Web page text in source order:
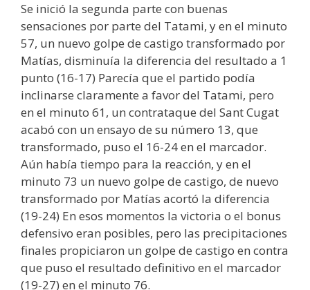
Se inició la segunda parte con buenas
sensaciones por parte del Tatami, y en el minuto
57, un nuevo golpe de castigo transformado por
Matías, disminuía la diferencia del resultado a 1
punto (16-17) Parecía que el partido podía
inclinarse claramente a favor del Tatami, pero
en el minuto 61, un contrataque del Sant Cugat
acabó con un ensayo de su número 13, que
transformado, puso el 16-24 en el marcador.
Aún había tiempo para la reacción, y en el
minuto 73 un nuevo golpe de castigo, de nuevo
transformado por Matías acortó la diferencia
(19-24) En esos momentos la victoria o el bonus
defensivo eran posibles, pero las precipitaciones
finales propiciaron un golpe de castigo en contra
que puso el resultado definitivo en el marcador
(19-27) en el minuto 76.